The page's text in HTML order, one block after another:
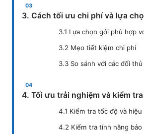
3. Cách tối ưu chi phí và lựa
3.1 Lựa chọn gói phù hợp
3.2 Mẹo tiết kiệm chi phí
3.3 So sánh với các đối
4. Tối ưu trải nghiệm và kiểm
4.1 Kiểm tra tốc độ và hiệu
4.2 Kiểm tra tính năng bảo